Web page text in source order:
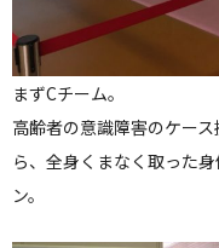
まずCチーム。
高齢者の意識障害のケー
ら、全身くまなく取った
ン。